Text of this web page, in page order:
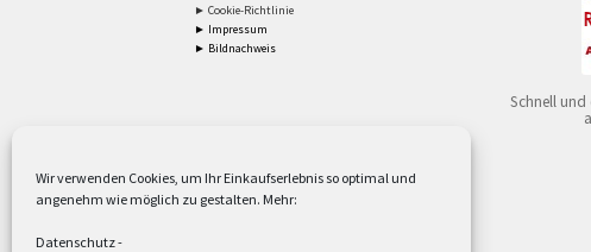
Wir verwenden Cookies, um Ihr Einkaufserlebnis so optimal und
angenehm wie möglich zu gestalten. Mehr:
Datenschutz-
► Cookie-Richtlinie
► Impressum
► Bildnachweis
Schnell und